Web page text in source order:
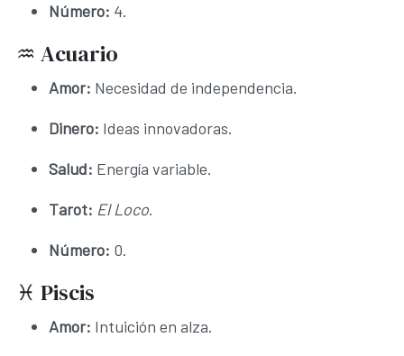
Número: 4.
♒ Acuario
Amor: Necesidad de independencia.
Dinero: Ideas innovadoras.
Salud: Energía variable.
Tarot: El Loco.
Número: 0.
♓ Piscis
Amor: Intuición en alza.